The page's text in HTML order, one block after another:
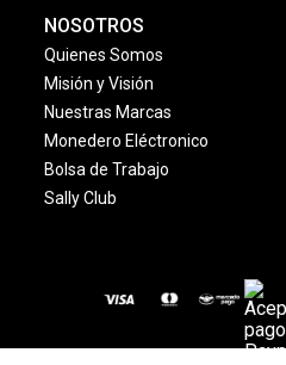
NOSOTROS
Quienes Somos
Misión y Visión
Nuestras Marcas
Monedero Eléctronico
Bolsa de Trabajo
Sally Club